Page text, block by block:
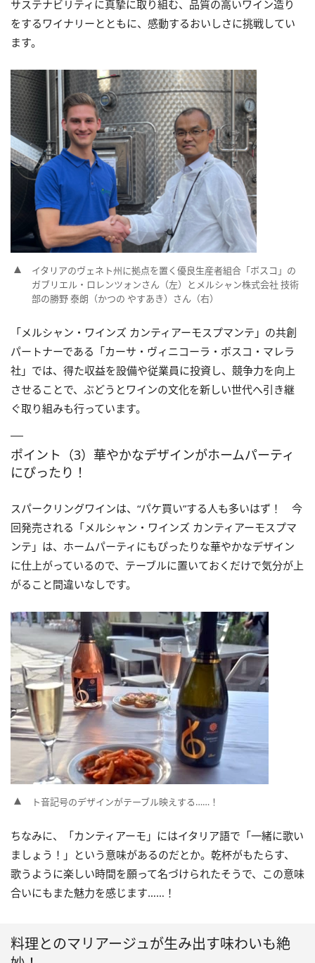
サステナビリティに真摯に取り組む、品質の高いワイン造り
をするワイナリーとともに、感動するおいしさに挑戦してい
ます。
イタリアのヴェネト州に拠点を置く優良生産者組合「ボスコ」の
ガブリエル・ロレンツォンさん（左）とメルシャン株式会社 技術
部の勝野 泰朗（かつの やすあき）さん（右）
「メルシャン・ワインズ カンティアーモスプマンテ」の共創
パートナーである「カーサ・ヴィニコーラ・ボスコ・マレラ
社」では、得た収益を設備や従業員に投資し、競争力を向上
させることで、ぶどうとワインの文化を新しい世代へ引き継
ぐ取り組みも行っています。
ポイント（3）華やかなデザインがホームパーティ
にぴったり！
スパークリングワインは、“パケ買い”する人も多いはず！ 今
回発売される「メルシャン・ワインズ カンティアーモスプマ
ンテ」は、ホームパーティにもぴったりな華やかなデザイン
に仕上がっているので、テーブルに置いておくだけで気分が上
がること間違いなしです。
ト音記号のデザインがテーブル映えする……！
ちなみに、「カンティアーモ」にはイタリア語で「一緒に歌い
ましょう！」という意味があるのだとか。乾杯がもたらす、
歌うように楽しい時間を願って名づけられたそうで、この意味
合いにもまた魅力を感じます……！
料理とのマリアージュが生み出す味わいも絶